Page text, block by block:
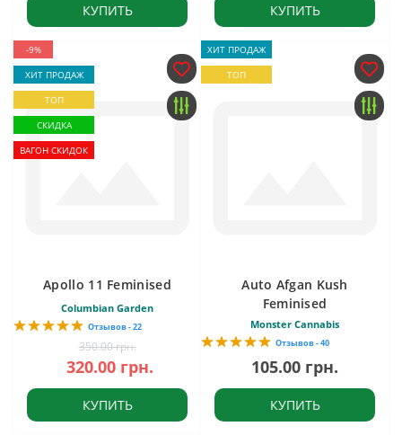
КУПИТЬ КУПИТЬ
-9%
ХИТ ПРОДАЖ
ТОП
СКИДКА
ВАГОН СКИДОК
Apollo 11 Feminised
Columbian Garden
Отзывов - 22
350.00 грн.
320.00 грн.
КУПИТЬ
ХИТ ПРОДАЖ
ТОП
Auto Afgan Kush
Feminised
Monster Cannabis
Отзывов - 40
105.00 грн.
КУПИТЬ